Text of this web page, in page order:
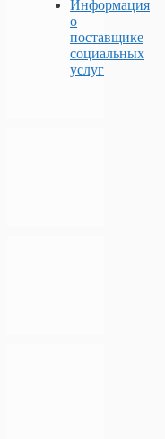
Информация
о
поставщике
социальных
услуг